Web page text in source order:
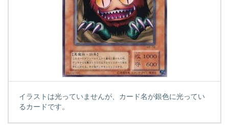
イラストは光っていませんが、カード名が銀色に光ってい
るカードです。